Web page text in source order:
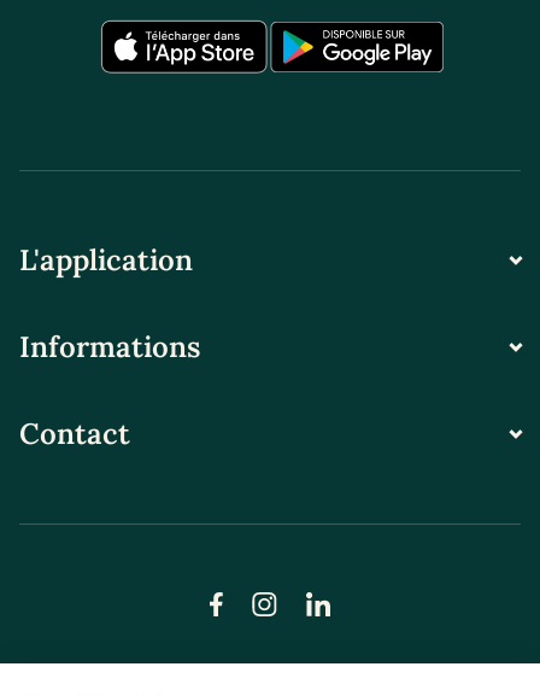
L'application
Informations
Contact